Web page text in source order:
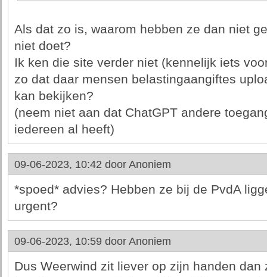
Als dat zo is, waarom hebben ze dan niet
niet doet?
Ik ken die site verder niet (kennelijk iets
zo dat daar mensen belastingaangiftes
kan bekijken?
(neem niet aan dat ChatGPT andere
iedereen al heeft)
09-06-2023, 10:42 door Anoniem
*spoed* advies? Hebben ze bij de PvdA
urgent?
09-06-2023, 10:59 door Anoniem
Dus Weerwind zit liever op zijn handen dan